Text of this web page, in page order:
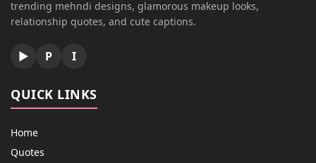
trending mehndi designs, glamorous makeup looks,
relationship quotes, and cute captions.
▶ P I
QUICK LINKS
Home
Quotes